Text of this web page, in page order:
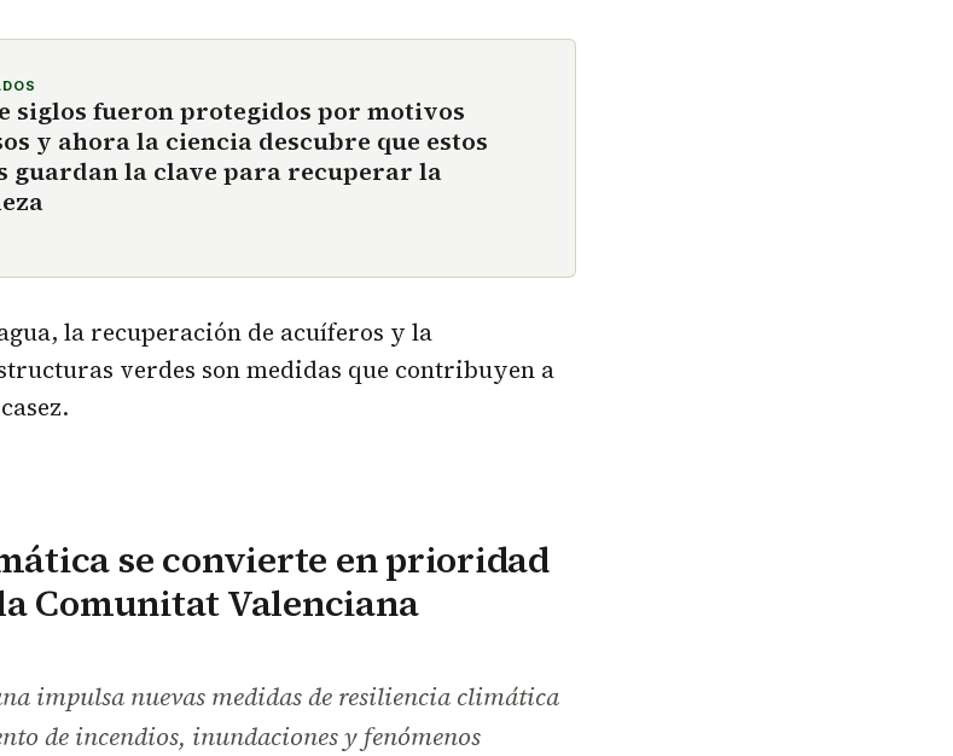
siglos fueron protegidos por motivos
y ahora la ciencia descubre que estos
guardan la clave para recuperar la
la recuperación de acuíferos y la
verdes son medidas que contribuyen a
se convierte en prioridad
Comunitat Valenciana
impulsa nuevas medidas de resiliencia climática
de incendios, inundaciones y fenómenos